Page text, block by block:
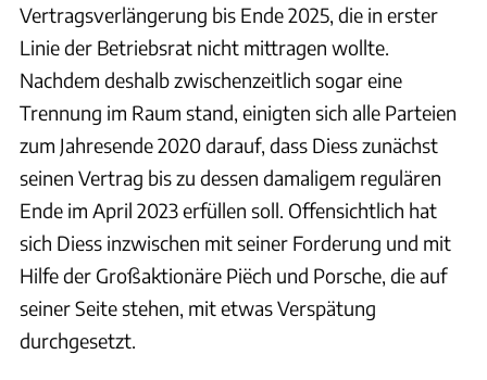
Vertragsverlängerung bis Ende 2025, die in erster
Linie der Betriebsrat nicht mittragen wollte.
Nachdem deshalb zwischenzeitlich sogar eine
Trennung im Raum stand, einigten sich alle Parteien
zum Jahresende 2020 darauf, dass Diess zunächst
seinen Vertrag bis zu dessen damaligem regulären
Ende im April 2023 erfüllen soll. Offensichtlich hat
sich Diess inzwischen mit seiner Forderung und mit
Hilfe der Großaktionäre Piëch und Porsche, die auf
seiner Seite stehen, mit etwas Verspätung
durchgesetzt.